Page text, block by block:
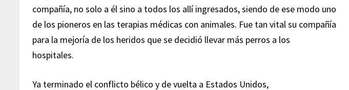
compañía, no solo a él sino a todos los allí ingresados, siendo de ese modo uno
de los pioneros en las terapias médicas con animales. Fue tan vital su compañía
para la mejoría de los heridos que se decidió llevar más perros a los
hospitales.
Ya terminado el conflicto bélico y de vuelta a Estados Unidos,